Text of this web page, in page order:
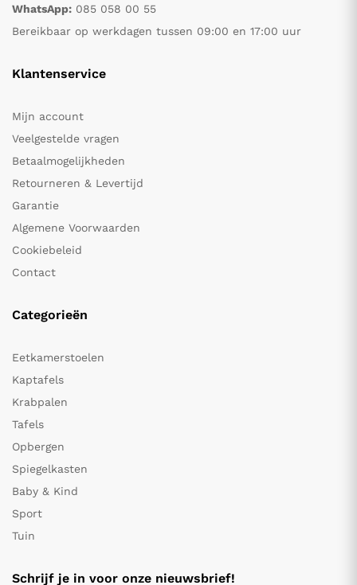
WhatsApp: 085 058 00 55
Bereikbaar op werkdagen tussen 09:00 en 17:00 uur
Klantenservice
Mijn account
Veelgestelde vragen
Betaalmogelijkheden
Retourneren & Levertijd
Garantie
Algemene Voorwaarden
Cookiebeleid
Contact
Categorieën
Eetkamerstoelen
Kaptafels
Krabpalen
Tafels
Opbergen
Spiegelkasten
Baby & Kind
Sport
Tuin
Schrijf je in voor onze nieuwsbrief!